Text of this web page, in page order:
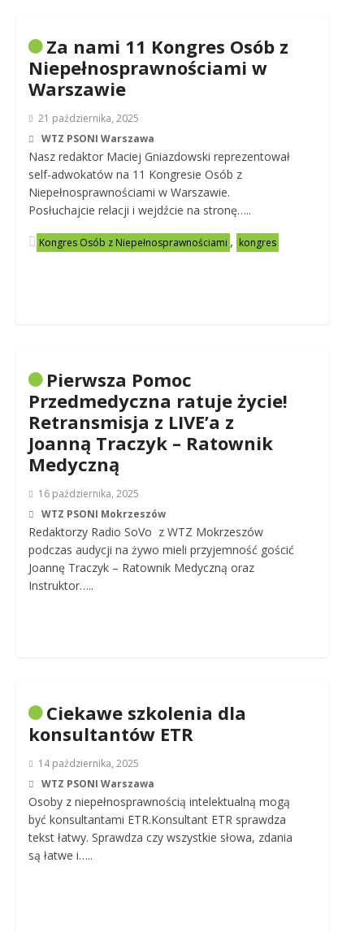
Za nami 11 Kongres Osób z
Niepełnosprawnościami w
Warszawie
21 października, 2025
WTZ PSONI Warszawa
Nasz redaktor Maciej Gniazdowski reprezentował
self-adwokatów na 11 Kongresie Osób z
Niepełnosprawnościami w Warszawie.
Posłuchajcie relacji i wejdźcie na stronę…..
Kongres Osób z Niepełnosprawnościami , kongres
Pierwsza Pomoc
Przedmedyczna ratuje życie!
Retransmisja z LIVE’a z
Joanną Traczyk – Ratownik
Medyczną
16 października, 2025
WTZ PSONI Mokrzeszów
Redaktorzy Radio SoVo z WTZ Mokrzeszów
podczas audycji na żywo mieli przyjemność gościć
Joannę Traczyk – Ratownik Medyczną oraz
Instruktor…..
Ciekawe szkolenia dla
konsultantów ETR
14 października, 2025
WTZ PSONI Warszawa
Osoby z niepełnosprawnością intelektualną mogą
być konsultantami ETR.Konsultant ETR sprawdza
tekst łatwy. Sprawdza czy wszystkie słowa, zdania
są łatwe i…..